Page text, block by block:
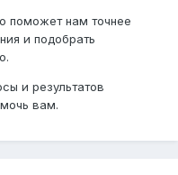
поможет нам точнее
и подобрать
и результатов
вам.